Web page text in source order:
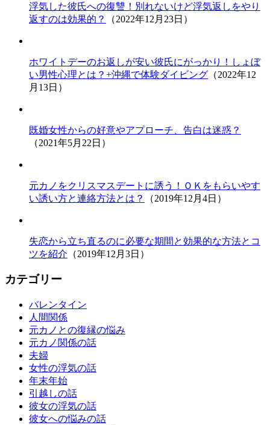
浮気した彼氏への復讐！別れないけど浮気返しをやり
返すのは効果的？
（2022年12月23日）
ホワイトデーのお返しが安い彼氏にがっかり！しょぼ
い男性心理とは？+沖縄で体験ダイビング （2022年12
月13日）
既婚女性からの好意やアプローチ、告白は迷惑？
（2021年5月22日）
元カノをクリスマスデートに誘う！ＯＫをもらいやす
い誘い方と連絡方法とは？
（2019年12月4日）
失恋から立ち直るのに必要な期間と効果的な方法とコ
ツを紹介 （2019年12月3日）
カテゴリー
バレンタイン
人間関係
元カノとの復縁の悩み
元カノ関係の話
夫婦
女性の浮気の話
年末年始
引越しの話
彼女の浮気の話
彼女への悩みの話